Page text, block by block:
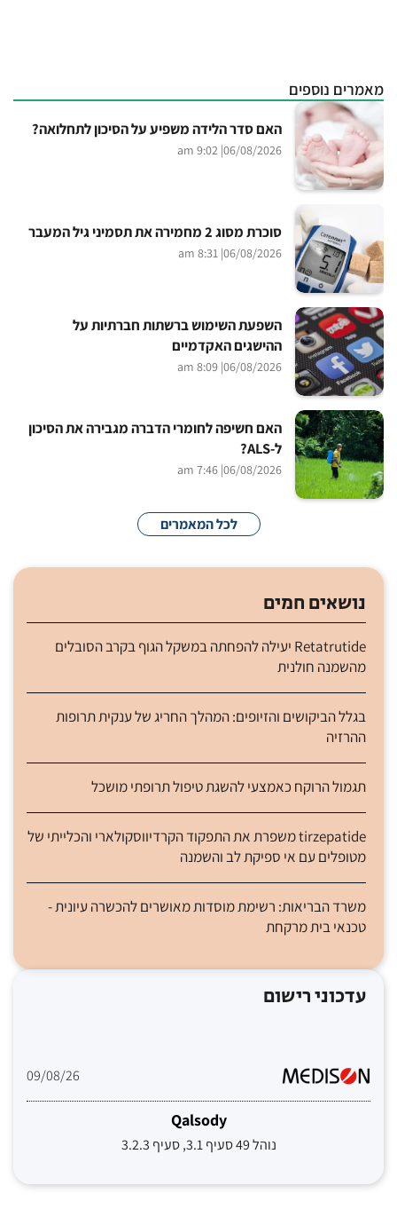
מאמרים נוספים
האם סדר הלידה משפיע על הסיכון לתחלואה?
06/08/2026
| 9:02 am
סוכרת מסוג 2 מחמירה את תסמיני גיל המעבר
06/08/2026
| 8:31 am
השפעת השימוש ברשתות חברתיות על
ההישגים האקדמיים
06/08/2026
| 8:09 am
האם חשיפה לחומרי הדברה מגבירה את הסיכון
ל-ALS?
06/08/2026
| 7:46 am
לכל המאמרים
נושאים חמים
Retatrutide יעילה להפחתה במשקל הגוף בקרב הסובלים
מהשמנה חולנית
בגלל הביקושים והזיופים: המהלך החריג של ענקית תרופות
ההרזיה
תגמול הרוקח כאמצעי להשגת טיפול תרופתי מושכל
tirzepatide משפרת את התפקוד הקרדיווסקולארי והכלייתי של
מטופלים עם אי ספיקת לב והשמנה
משרד הבריאות: רשימת מוסדות מאושרים להכשרה עיונית -
טכנאי בית מרקחת
עדכוני רישום
09/08/26
Qalsody
נוהל 49 סעיף 3.1, סעיף 3.2.3